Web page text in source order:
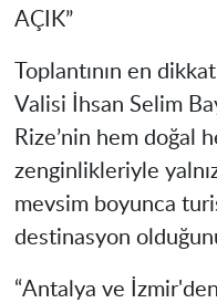
AÇIK”
Toplantının en
Valisi İhsan Selim
Rize’nin hem doğal
zenginlikleriyle
mevsim boyunca
destinasyon
“Antalya ve